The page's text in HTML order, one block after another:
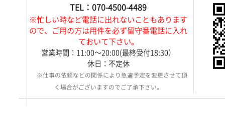
TEL：070-4500-4489
※忙しい時など電話に出れないこともあります
ので、ご用の方は用件を必ず留守番電話に入れ
ておいて下さい。
営業時間：11:00～20:00(最終受付18:30）
休日：不定休
※仕事の依頼などの関係により急遽予定を変更させて頂
く場合がございますのでご了承下さい。